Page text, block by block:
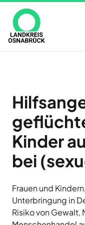
zum
Inhalt
Kinder
bei
Frauen und
Unterbringung in
Risiko von Gewalt,
Unsere
AWIGO
Abfallwirtschaft
Landkreis
Osnabrück
Baugenossenschaft
Landkreis
Osnabrück
eG
Freren
FMO
Flughafen
Münster
Immer
–
alle
14
Tage
neu
anmelden
und
Neuigkeiten,
Zutritt
nur
Termin
aus
auf
der
Karte
oder
aus
der
eine
Kommune
des